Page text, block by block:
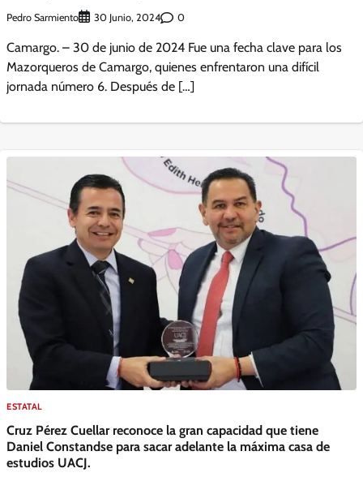
Pedro Sarmiento 30 Junio, 2024 0
Camargo. – 30 de junio de 2024 Fue una fecha clave para los
Mazorqueros de Camargo, quienes enfrentaron una difícil
jornada número 6. Después de […]
ESTATAL
Cruz Pérez Cuellar reconoce la gran capacidad que tiene
Daniel Constandse para sacar adelante la máxima casa de
estudios UACJ.